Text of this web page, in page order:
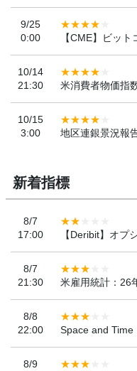
9/25
0:00
【CME】ビッ
10/14
21:30
米消費者物価指
10/15
3:00
地区連銀景況報
新着指標
8/7
17:00
【Deribit】オプ
8/7
21:30
米雇用統計：26
8/8
22:00
Space and Time
8/9